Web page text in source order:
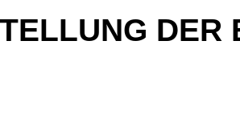
DER